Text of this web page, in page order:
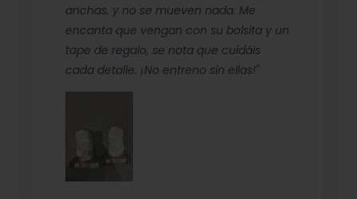
anchas, y no se mueven nada. Me
encanta que vengan con su bolsita y un
tape de regalo, se nota que cuidáis
cada detalle. ¡No entreno sin ellas!"